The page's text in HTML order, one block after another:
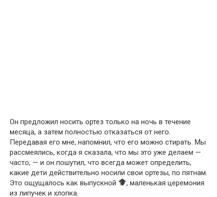
Он предложил носить ортез только на ночь в течение
месяца, а затем полностью отказаться от него.
Передавая его мне, напомнил, что его можно стирать. Мы
рассмеялись, когда я сказала, что мы это уже делаем —
часто, — и он пошутил, что всегда может определить,
какие дети действительно носили свои ортезы, по пятнам.
Это ощущалось как выпускной
, маленькая церемония
из липучек и хлопка.